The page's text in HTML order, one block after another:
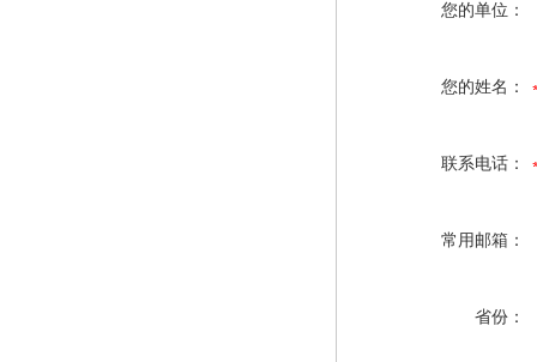
您的单位：
您的姓名：
联系电话：
常用邮箱：
省份：